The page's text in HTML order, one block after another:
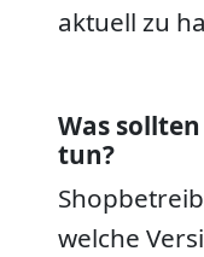
aktuell zu
Was
tun?
welche